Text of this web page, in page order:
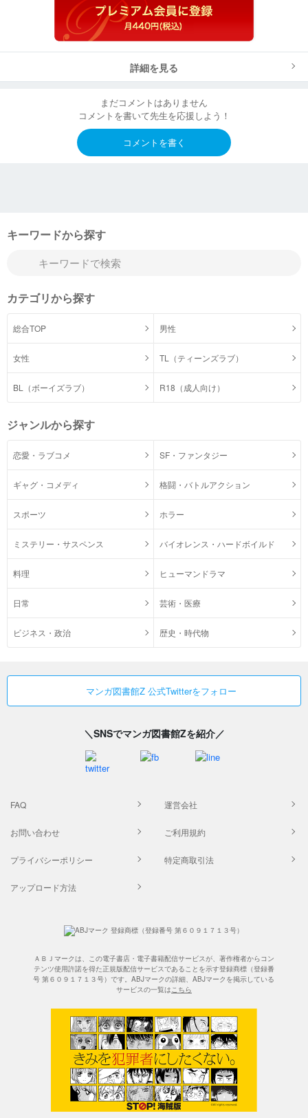
詳細を見る
まだコメントはありません
コメントを書いて先生を応援しよう！
コメントを書く
キーワードから探す
カテゴリから探す
総合TOP 男性
女性 TL（ティーンズラブ）
BL（ボーイズラブ） R18（成人向け）
ジャンルから探す
恋愛・ラブコメ SF・ファンタジー
ギャグ・コメディ 格闘・バトルアクション
スポーツ ホラー
ミステリー・サスペンス バイオレンス・ハードボイルド
料理 ヒューマンドラマ
日常 芸術・医療
ビジネス・政治 歴史・時代物
マンガ図書館Z 公式Twitterをフォロー
＼SNSでマンガ図書館Zを紹介／
FAQ 運営会社
お問い合わせ ご利用規約
プライバシーポリシー 特定商取引法
アップロード方法
ＡＢＪマークは、この電子書店・電子書籍配信サービスが、著作権者からコン
テンツ使用許諾を得た正規版配信サービスであることを示す登録商標（登録番
号 第６０９１７１３号）です。ABJマークの詳細、ABJマークを掲示している
サービスの一覧はこちら